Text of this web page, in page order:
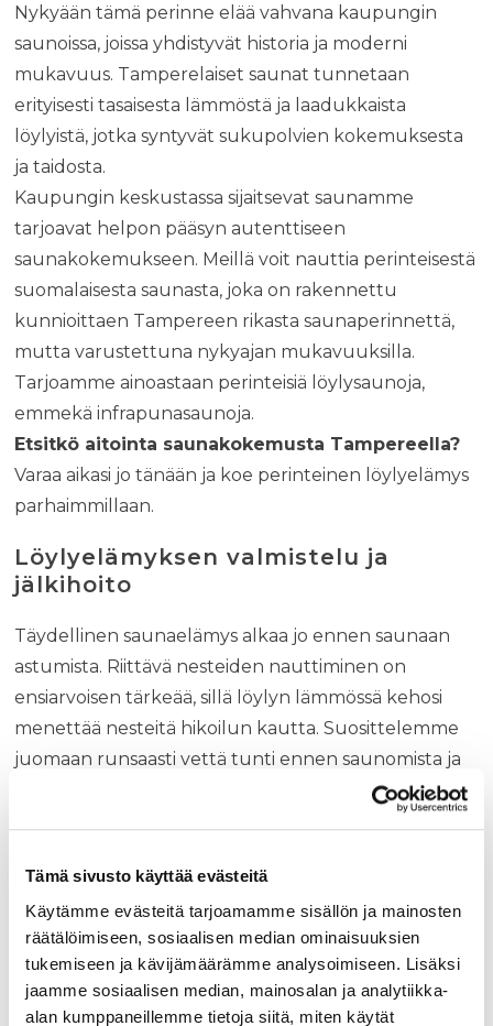
Tämä sivusto käyttää evästeitä
Käytämme evästeitä tarjoamamme sisällön ja mainosten
räätälöimiseen, sosiaalisen median ominaisuuksien
tukemiseen ja kävijämäärämme analysoimiseen. Lisäksi
jaamme sosiaalisen median, mainosalan ja analytiikka-
alan kumppaneillemme tietoja siitä, miten käytät
Nykyään tämä perinne elää vahvana kaupungin
saunoissa, joissa yhdistyvät historia ja moderni
mukavuus. Tamperelaiset saunat tunnetaan
erityisesti tasaisesta lämmöstä ja laadukkaista
löylyistä, jotka syntyvät sukupolvien kokemuksesta
ja taidosta.
Kaupungin keskustassa sijaitsevat saunamme
tarjoavat helpon pääsyn autenttiseen
saunakokemukseen. Meillä voit nauttia perinteisestä
suomalaisesta saunasta, joka on rakennettu
kunnioittaen Tampereen rikasta saunaperinnettä,
mutta varustettuna nykyajan mukavuuksilla.
Tarjoamme ainoastaan perinteisiä löylysaunoja,
emmekä infrapunasaunoja.
Etsitkö aitointa saunakokemusta Tampereella?
Varaa aikasi jo tänään ja koe perinteinen löylyelämys
parhaimmillaan.
Löylyelämyksen valmistelu ja
jälkihoito
Täydellinen saunaelämys alkaa jo ennen saunaan
astumista. Riittävä nesteiden nauttiminen on
ensiarvoisen tärkeää, sillä löylyn lämmössä kehosi
menettää nesteitä hikoilun kautta. Suosittelemme
juomaan runsaasti vettä tunti ennen saunomista ja
Saunassa kannattaa kuunnella omaa kehoaan ja
suihku tai mahdollisuuksien mukaan avantouinti
tehostaa verenkiertoa ja lisää saunan
hyvinvointivaikutuksia.Tampereellameillä on
täydelliset tilat sekä lämpenemiseen että
viilentymiseen.